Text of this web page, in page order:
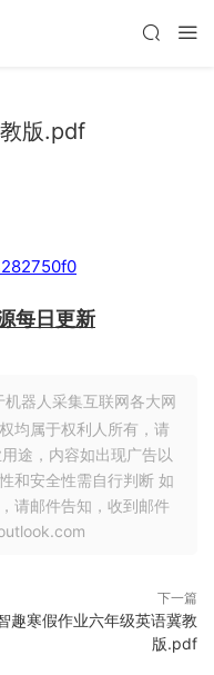
版.pdf
每日更新
器人采集互联网各大网
均属于权利人所有，请
途，内容如出现广告以
和安全性需自行判断 如
请邮件告知，收到邮件
下一篇
趣寒假作业六年级英语冀教
版.pdf